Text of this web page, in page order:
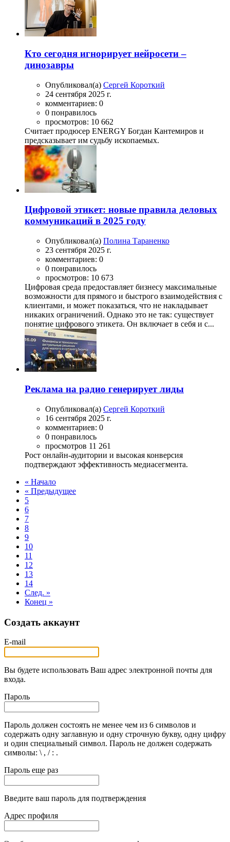
Кто сегодня игнорирует нейросети –
динозавры
Опубликовал(а) Сергей Короткий
24 сентября 2025 г.
комментариев: 0
0 понравилось
просмотров: 10 662
Считает продюсер ENERGY Богдан Кантемиров и
предсказывает им судьбу ископаемых.
Цифровой этикет: новые правила деловых
коммуникаций в 2025 году
Опубликовал(а) Полина Тараненко
23 сентября 2025 г.
комментариев: 0
0 понравилось
просмотров: 10 673
Цифровая среда предоставляет бизнесу максимальные
возможности для прямого и быстрого взаимодействия с
клиентами, и может показаться, что не накладывает
никаких ограничений. Однако это не так: существует
понятие цифрового этикета. Он включает в себя и с...
Реклама на радио генерирует лиды
Опубликовал(а) Сергей Короткий
16 сентября 2025 г.
комментариев: 0
0 понравилось
просмотров 11 261
Рост онлайн-аудитории и высокая конверсия
подтверждают эффективность медиасегмента.
« Начало
« Предыдущее
5
6
7
8
9
10
11
12
13
14
След. »
Конец »
Создать аккаунт
E-mail
Вы будете использовать Ваш адрес электронной почты для
входа.
Пароль
Пароль должен состоять не менее чем из 6 символов и
содержать одну заглавную и одну строчную букву, одну цифру
и один специальный символ. Пароль не должен содержать
символы: \ , / : .
Пароль еще раз
Введите ваш пароль для подтверждения
Адрес профиля